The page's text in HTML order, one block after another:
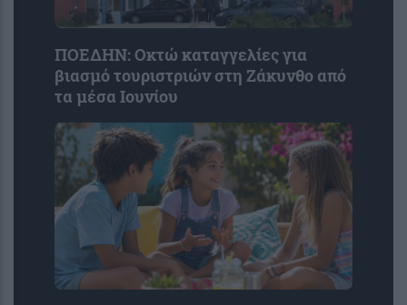
ΠΟΕΔΗΝ: Οκτώ καταγγελίες για
βιασμό τουριστριών στη Ζάκυνθο από
τα μέσα Ιουνίου